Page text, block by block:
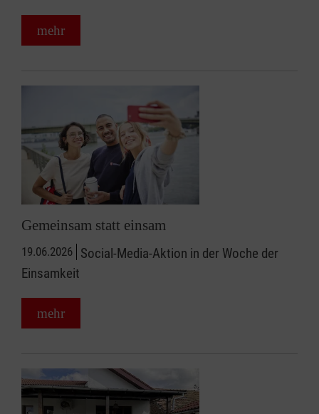
mehr
Gemeinsam statt einsam
19.06.2026 Social-Media-Aktion in der Woche der
Einsamkeit
mehr